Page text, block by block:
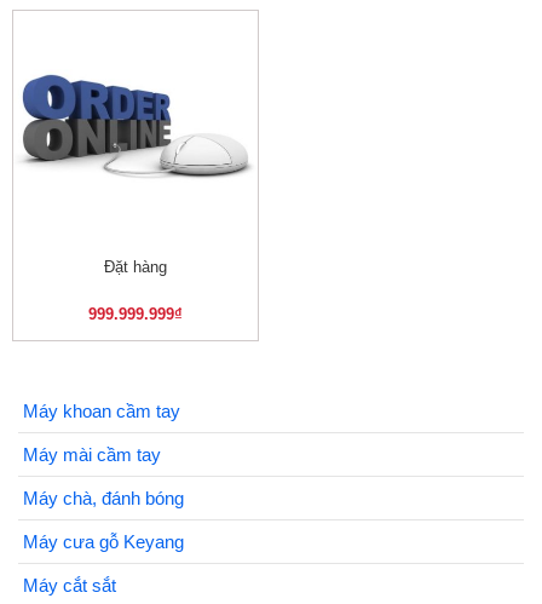
Đặt hàng
999.999.999₫
Máy khoan cầm tay
Máy mài cầm tay
Máy chà, đánh bóng
Máy cưa gỗ Keyang
Máy cắt sắt